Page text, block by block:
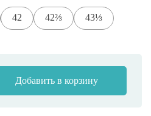
42 42⅔ 43⅓
Добавить в корзину